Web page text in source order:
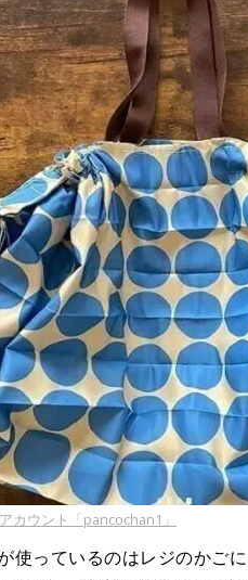
カウント「pancochan1」
使っているのはレジのかご